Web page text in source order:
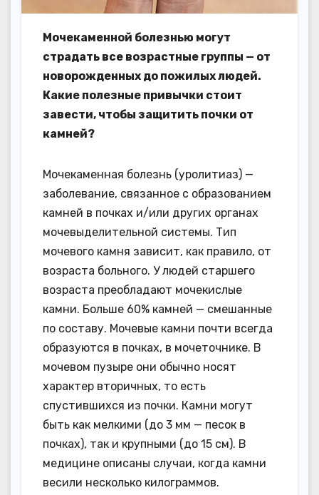
Мочекаменной болезнью могут
страдать все возрастные группы — от
новорожденных до пожилых людей.
Какие полезные привычки стоит
завести, чтобы защитить почки от
камней?
Мочекаменная болезнь (уролитиаз) —
заболевание, связанное с образованием
камней в почках и/или других органах
мочевыделительной системы. Тип
мочевого камня зависит, как правило, от
возраста больного. У людей старшего
возраста преобладают мочекислые
камни. Больше 60% камней — смешанные
по составу. Мочевые камни почти всегда
образуются в почках, в мочеточнике. В
мочевом пузыре они обычно носят
характер вторичных, то есть
спустившихся из почки. Камни могут
быть как мелкими (до 3 мм — песок в
почках), так и крупными (до 15 см). В
медицине описаны случаи, когда камни
весили несколько килограммов.